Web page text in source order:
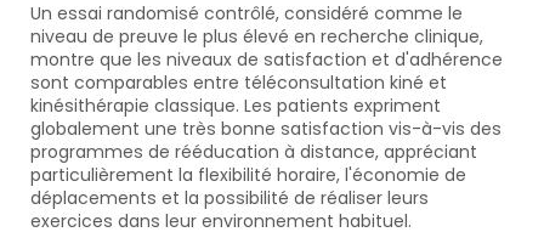
Un essai randomisé contrôlé, considéré comme le
niveau de preuve le plus élevé en recherche clinique,
montre que les niveaux de satisfaction et d'adhérence
sont comparables entre téléconsultation kiné et
kinésithérapie classique. Les patients expriment
globalement une très bonne satisfaction vis-à-vis des
programmes de rééducation à distance, appréciant
particulièrement la flexibilité horaire, l'économie de
déplacements et la possibilité de réaliser leurs
exercices dans leur environnement habituel.